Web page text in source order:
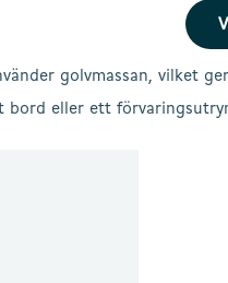
golvmassan, vilket
bord eller ett